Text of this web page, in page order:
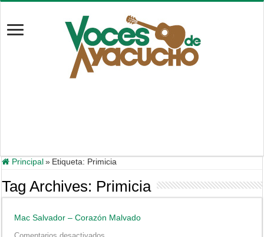
Principal » Etiqueta: Primicia
Tag Archives: Primicia
Mac Salvador – Corazón Malvado